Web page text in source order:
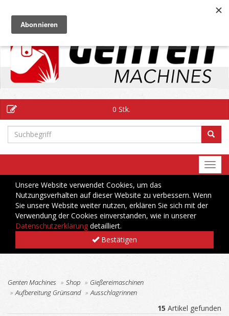
0 Stk.
Unsere Website verwendet Cookies, um das
Nutzungsverhalten auf dieser Website zu verbessern. Wenn
Sie unsere Website weiter nutzen, erklären Sie sich mit der
Verwendung der Cookies einverstanden, wie in unserer
Datenschutzerklärung detailliert.
Bestätigen
Genten Machines Shop
Gießereimaschinen
Aufbereitung Grünsand
Ausschlagrinnen
15 Artikel gefunden